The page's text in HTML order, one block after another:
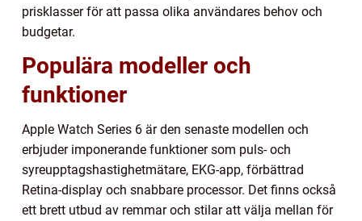
prisklasser för att passa olika användares behov och
budgetar.
Populära modeller och
funktioner
Apple Watch Series 6 är den senaste modellen och
erbjuder imponerande funktioner som puls- och
syreupptagshastighetmätare, EKG-app, förbättrad
Retina-display och snabbare processor. Det finns också
ett brett utbud av remmar och stilar att välja mellan för